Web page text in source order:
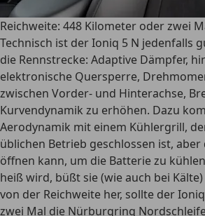
Reichweite: 448 Kilometer oder zwei
Technisch ist der Ioniq 5 N jedenfalls
die Rennstrecke: Adaptive Dämpfer,
elektronische Quersperre,
zwischen Vorder- und Hinterachse,
Kurvendynamik zu erhöhen. Dazu
Aerodynamik mit einem Kühlergrill,
üblichen Betrieb geschlossen ist, aber
öffnen kann, um die Batterie zu
heiß wird, büßt sie (wie auch bei
von der Reichweite her, sollte der
zwei Mal die Nürburgring